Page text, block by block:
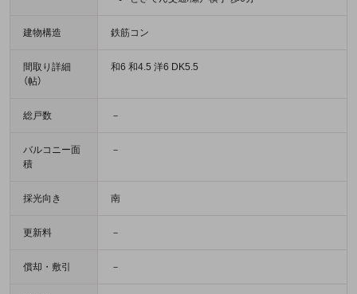
建物構造 鉄筋コン
間取り詳細
（帖）
和6 和4.5 洋6 DK5.5
総戸数 －
バルコニー面
積
－
採光向き 南
更新料 －
償却・敷引 －